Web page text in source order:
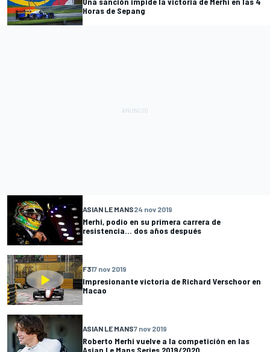
Horas de Sepang
ASIAN LE MANS24 nov 2019
Merhi, podio en su primera carrera de
resistencia... dos años después
F317 nov 2019
Impresionante victoria de Richard Verschoor en
Macao
ASIAN LE MANS7 nov 2019
Roberto Merhi vuelve a la competición en las